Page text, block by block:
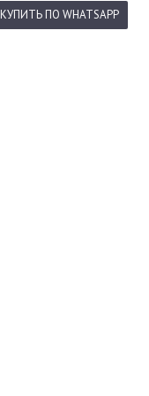
КУПИТЬПО WHATSAPP